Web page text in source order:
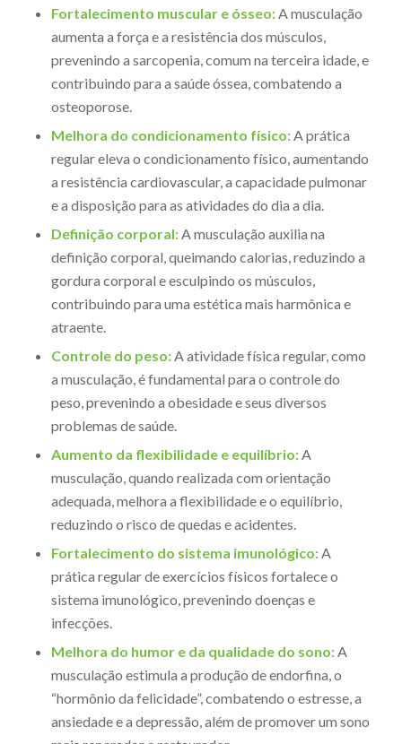
Fortalecimento muscular e ósseo:A musculação
aumenta a força e a resistência dos músculos,
prevenindo a sarcopenia, comum na terceira idade, e
contribuindo para a saúde óssea, combatendo a
osteoporose.
Melhora do condicionamento físico:A prática
regular eleva o condicionamento físico, aumentando
a resistência cardiovascular, a capacidade pulmonar
e a disposição para as atividades do dia a dia.
Definição corporal:A musculação auxilia na
definição corporal, queimando calorias, reduzindo a
gordura corporal e esculpindo os músculos,
contribuindo para uma estética mais harmônica e
atraente.
Controle do peso:A atividade física regular, como
a musculação, é fundamental para o controle do
peso, prevenindo a obesidade e seus diversos
problemas de saúde.
Aumento da flexibilidade e equilíbrio:A
musculação, quando realizada com orientação
adequada, melhora a flexibilidade e o equilíbrio,
reduzindo o risco de quedas e acidentes.
Fortalecimento do sistema imunológico:A
prática regular de exercícios físicos fortalece o
sistema imunológico, prevenindo doenças e
infecções.
Melhora do humor e da qualidade do sono:A
musculação estimula a produção de endorfina, o
“hormônio da felicidade”, combatendo o estresse, a
ansiedade e a depressão, além de promover um sono